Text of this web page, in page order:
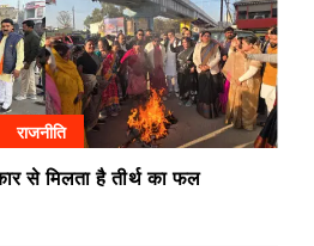
राजनीति
से मिलता है तीर्थ का फल